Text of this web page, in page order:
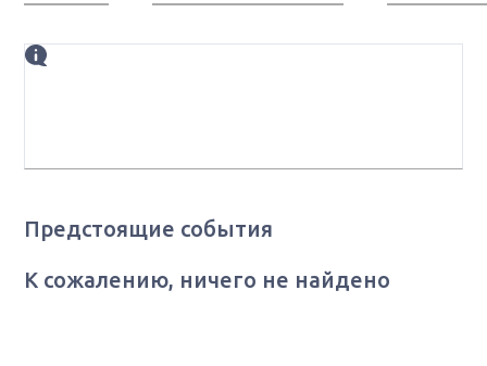
Предстоящие события
К сожалению, ничего не найдено